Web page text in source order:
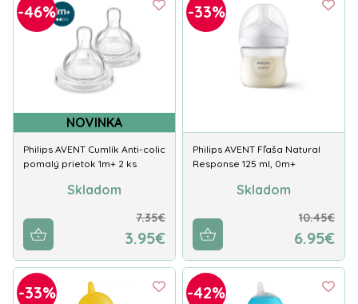
-46%
NOVINKA
Philips AVENT Cumlík Anti-colic
pomalý prietok 1m+ 2 ks
Skladom
7.35€
3.95€
-33%
Philips AVENT Fľaša Natural
Response 125 ml, 0m+
Skladom
10.45€
6.95€
-33% -42%